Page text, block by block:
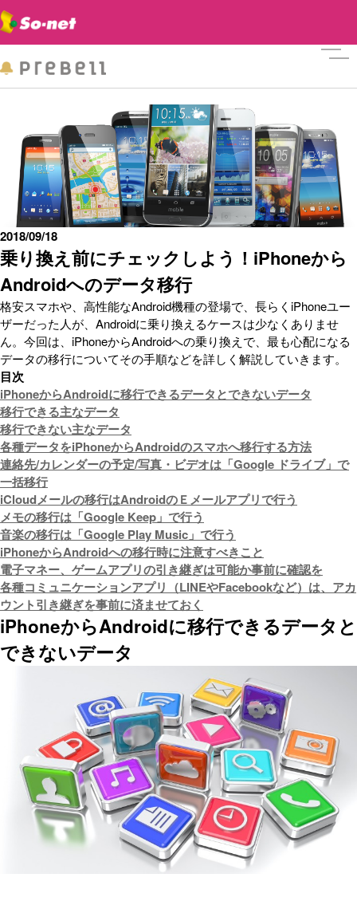
乗り換え前にチェックしよう！iPhoneから
Androidへのデータ移行
2018/09/18
格安スマホや、高性能なAndroid機種の登場で、長らくiPhoneユー
ザーだった人が、Androidに乗り換えるケースは少なくありませ
ん。今回は、iPhoneからAndroidへの乗り換えで、最も心配になる
データの移行についてその手順などを詳しく解説していきます。
目次
iPhoneからAndroidに移行できるデータとできないデータ
移行できる主なデータ
移行できない主なデータ
各種データをiPhoneからAndroidのスマホへ移行する方法
連絡先/カレンダーの予定/写真・ビデオは「Google ドライブ」で
一括移行
iCloudメールの移行はAndroidのＥメールアプリで行う
メモの移行は「Google Keep」で行う
音楽の移行は「Google Play Music」で行う
iPhoneからAndroidへの移行時に注意すべきこと
電子マネー、ゲームアプリの引き継ぎは可能か事前に確認を
各種コミュニケーションアプリ（LINEやFacebookなど）は、アカ
ウント引き継ぎを事前に済ませておく
iPhoneからAndroidに移行できるデータと
できないデータ